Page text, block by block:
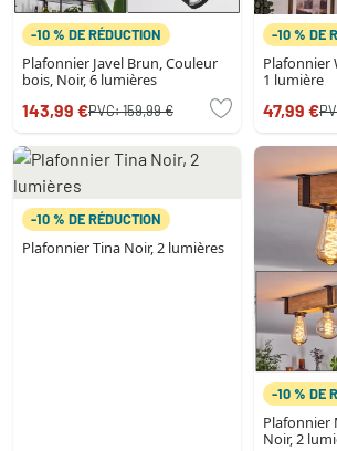
-10 % DE RÉDUCTION
Plafonnier Javel Brun, Couleur
bois, Noir, 6 lumières
143,99 €PVC:159,99 €
-10 % DE
Plafonnier
1 lumière
47,99 €
-10 % DE RÉDUCTION
Plafonnier Tina Noir, 2 lumières
-10 % DE
Plafonnier
Noir, 2